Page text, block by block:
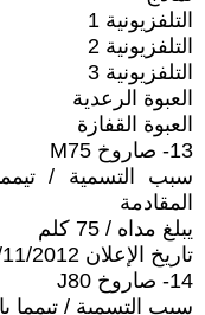
التلفزيونية 1
التلفزيونية 2
التلفزيونية 3
العبوة الرعدية
العبوة القفازة
13- صاروخ M75
سبب التسمية / تيمما
المقادمة
يبلغ مداه / 75 كلم
تاريخ الإعلان 14/11/2012
14- صاروخ J80
سبب التسمية / تيمما